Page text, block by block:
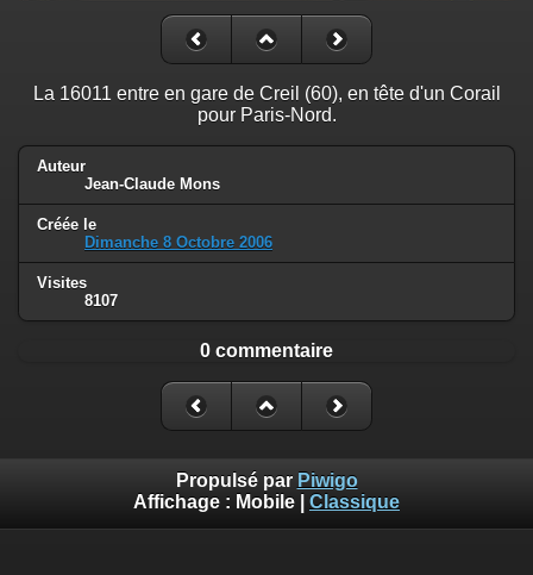
La 16011 entre en gare de Creil (60), en tête d'un Corail
pour Paris-Nord.
Auteur
Jean-Claude Mons
Créée le
Dimanche 8 Octobre 2006
Visites
8107
0 commentaire
Propulsé par Piwigo
Affichage : Mobile Classique